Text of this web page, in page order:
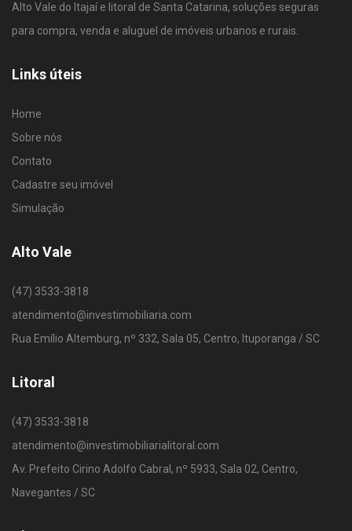
Alto Vale do Itajaí e litoral de Santa Catarina, soluções seguras
para compra, venda e aluguel de imóveis urbanos e rurais.
Links úteis
Home
Sobre nós
Contato
Cadastre seu imóvel
Simulação
Alto Vale
(47) 3533-3818
atendimento@investimobiliaria.com
Rua Emílio Altemburg, nº 332, Sala 05, Centro, Ituporanga / SC
Litoral
(47) 3533-3818
atendimento@investimobiliarialitoral.com
Av. Prefeito Cirino Adolfo Cabral, nº 5933, Sala 02, Centro,
Navegantes / SC